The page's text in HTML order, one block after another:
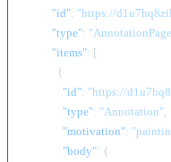
"id": "https://
"type":
"items": [
{
"id": "https://
"type": "Annotation",
"motivation":
"body": {